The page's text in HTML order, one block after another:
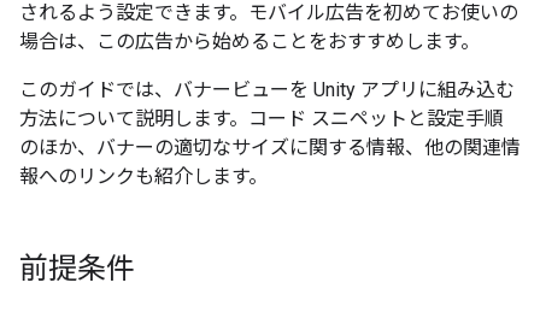
されるよう設定できます。モバイル広告を初めてお使いの
場合は、この広告から始めることをおすすめします。
このガイドでは、バナービューを Unity アプリに組み込む
方法について説明します。コード スニペットと設定手順
のほか、バナーの適切なサイズに関する情報、他の関連情
報へのリンクも紹介します。
前提条件